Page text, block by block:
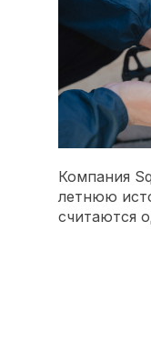
Компания
летнюю
считаются